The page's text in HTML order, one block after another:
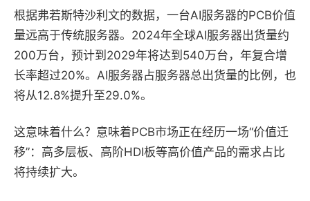
根据弗若斯特沙利文的数据，一台AI服务器的PCB价值
量远高于传统服务器。2024年全球AI服务器出货量约
200万台，预计到2029年将达到540万台，年复合增
长率超过20%。AI服务器占服务器总出货量的比例，也
将从12.8%提升至29.0%。
这意味着什么？意味着PCB市场正在经历一场“价值迁
移”：高多层板、高阶HDI板等高价值产品的需求占比
将持续扩大。